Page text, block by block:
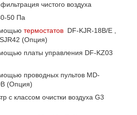
чистого воздуха
50 Па
термостатов DF-KJR-18B/E ,
(Опция)
платы управления DF-KZ03
проводных пультов MD-
(Опция)
с классом очистки воздуха G3